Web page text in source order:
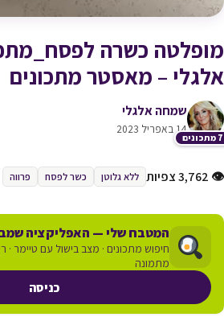
מופלטה כשרה
אלגלי – מאסטר מתכונים
שמחה אלגלי
14 באפריל 2023
👁 3,762 צפיות ללא גלוטן כשר לפסח פרווה
המטבח שלי — האפליקציה
חיפוש מתכונים · מצב בישול עם טיימר ·
מתמונה
כניסה